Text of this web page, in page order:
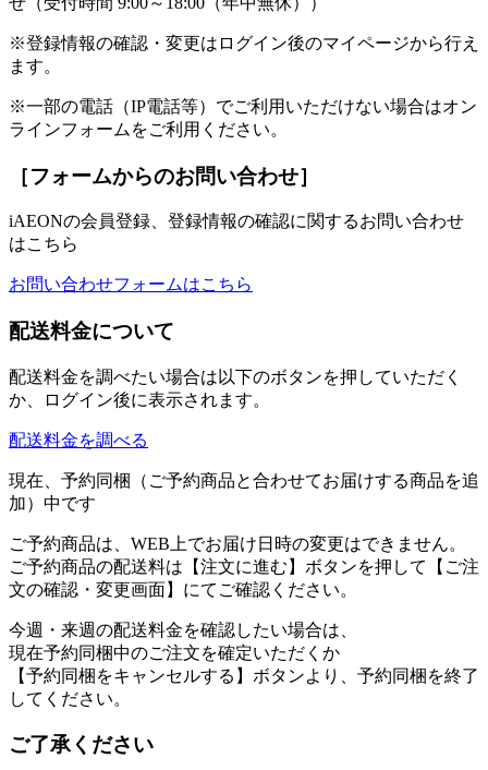
※登録情報の確認・変更はログイン後のマイページから行え
ます。
※一部の電話（IP電話等）でご利用いただけない場合はオン
ラインフォームをご利用ください。
［フォームからのお問い合わせ］
iAEONの会員登録、登録情報の確認に関するお問い合わせ
はこちら
お問い合わせフォームはこちら
配送料金について
配送料金を調べたい場合は以下のボタンを押していただく
か、ログイン後に表示されます。
配送料金を調べる
現在、予約同梱（ご予約商品と合わせてお届けする商品を追
加）中です
ご予約商品は、WEB上でお届け日時の変更はできません。
ご予約商品の配送料は【注文に進む】ボタンを押して【ご注
文の確認・変更画面】にてご確認ください。
今週・来週の配送料金を確認したい場合は、
現在予約同梱中のご注文を確定いただくか
【予約同梱をキャンセルする】ボタンより、予約同梱を終了
してください。
ご了承ください